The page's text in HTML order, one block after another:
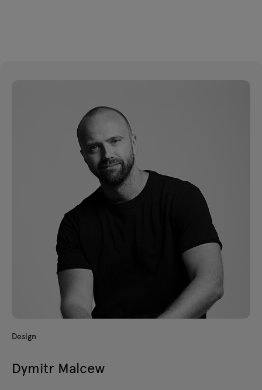
Design
Dymitr Malcew